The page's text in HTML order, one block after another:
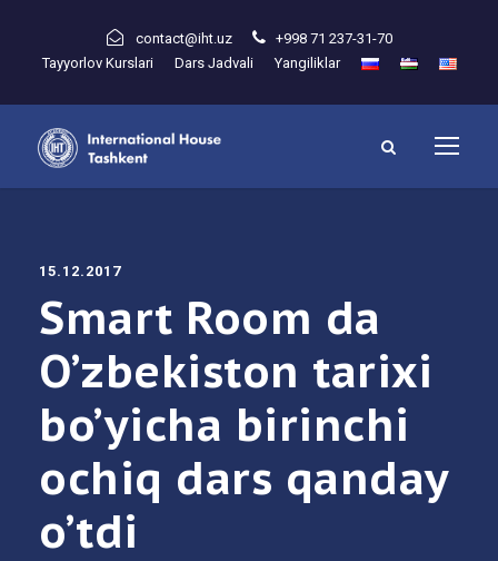
contact@iht.uz
+998 71 237-31-70
Tayyorlov Kurslari
Dars Jadvali Yangiliklar
15.12.2017
Smart Room da
O’zbekiston tarixi
bo’yicha birinchi
ochiq dars qanday
o’tdi